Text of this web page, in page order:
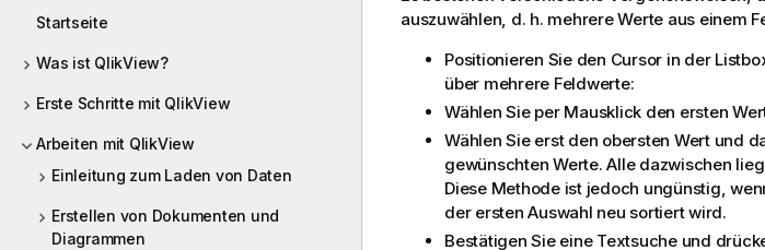
Startseite
Was ist QlikView?
Erste Schritte mit QlikView
Arbeiten mit QlikView
Einleitung zum Laden von Daten
Erstellen von Dokumenten und
Diagrammen
auszuwählen, d. h. mehrere Werte aus einem
Positionieren Sie den Cursor in der
über mehrere Feldwerte:
Wählen Sie per Mausklick den ersten
Wählen Sie erst den obersten Wert und
gewünschten Werte. Alle dazwischen
Diese Methode ist jedoch ungünstig,
der ersten Auswahl neu sortiert wird.
Bestätigen Sie eine Textsuche und